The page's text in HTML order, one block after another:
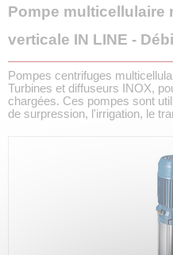
Pompe multicellulaire
verticale IN LINE -
Pompes centrifuges
Turbines et diffuseurs INOX,
chargées. Ces pompes sont
de surpression, l'irrigation, le